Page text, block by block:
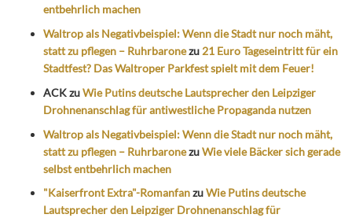
entbehrlich machen
Waltrop als Negativbeispiel: Wenn die Stadt nur noch mäht,
statt zu pflegen – Ruhrbaronezu 21 Euro Tageseintritt für ein
Stadtfest? Das Waltroper Parkfest spielt mit dem Feuer!
ACKzuWie Putins deutsche Lautsprecher den Leipziger
Drohnenanschlag für antiwestliche Propaganda nutzen
Waltrop als Negativbeispiel: Wenn die Stadt nur noch mäht,
statt zu pflegen – RuhrbaronezuWie viele Bäcker sich gerade
selbst entbehrlich machen
"Kaiserfront Extra"-RomanfanzuWie Putins deutsche
Lautsprecher den Leipziger Drohnenanschlag für